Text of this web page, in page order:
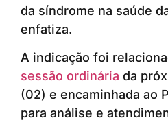
da síndrome na saúde
enfatiza.
A indicação foi
sessão ordinária da
(02) e encaminhada ao
para análise e